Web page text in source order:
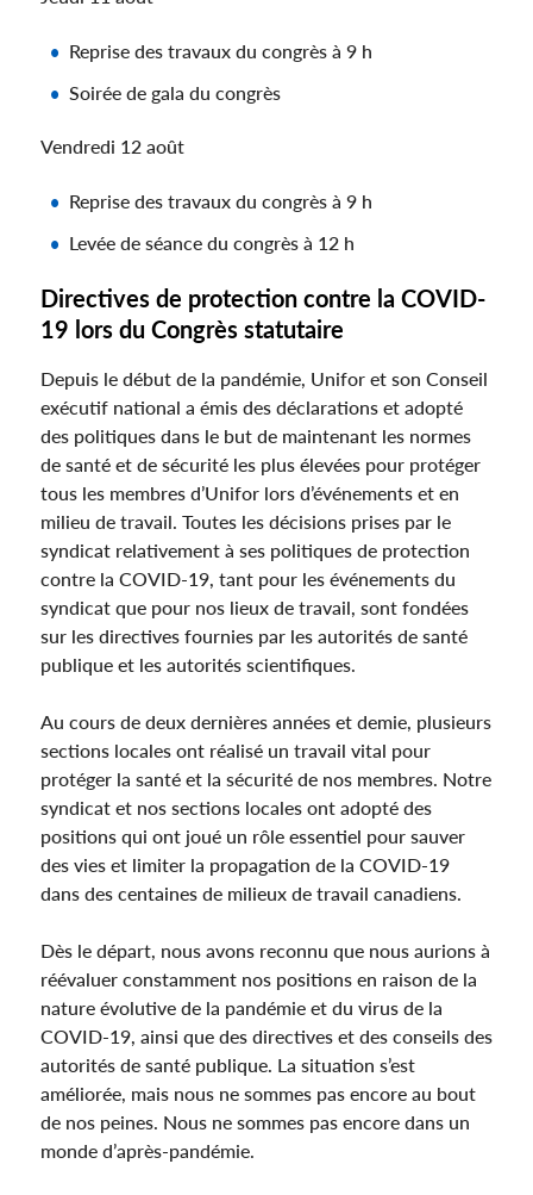
Reprise des travaux du congrès à 9 h
Soirée de gala du congrès
Vendredi 12 août
Reprise des travaux du congrès à 9 h
Levée de séance du congrès à 12 h
Directives de protection contre la COVID-
19 lors du Congrès statutaire
Depuis le début de la pandémie, Unifor et son Conseil
exécutif national a émis des déclarations et adopté
des politiques dans le but de maintenant les normes
de santé et de sécurité les plus élevées pour protéger
tous les membres d’Unifor lors d’événements et en
milieu de travail. Toutes les décisions prises par le
syndicat relativement à ses politiques de protection
contre la COVID-19, tant pour les événements du
syndicat que pour nos lieux de travail, sont fondées
sur les directives fournies par les autorités de santé
publique et les autorités scientifiques.
Au cours de deux dernières années et demie, plusieurs
sections locales ont réalisé un travail vital pour
protéger la santé et la sécurité de nos membres. Notre
syndicat et nos sections locales ont adopté des
positions qui ont joué un rôle essentiel pour sauver
des vies et limiter la propagation de la COVID-19
dans des centaines de milieux de travail canadiens.
Dès le départ, nous avons reconnu que nous aurions à
réévaluer constamment nos positions en raison de la
nature évolutive de la pandémie et du virus de la
COVID-19, ainsi que des directives et des conseils des
autorités de santé publique. La situation s’est
améliorée, mais nous ne sommes pas encore au bout
de nos peines. Nous ne sommes pas encore dans un
monde d’après-pandémie.